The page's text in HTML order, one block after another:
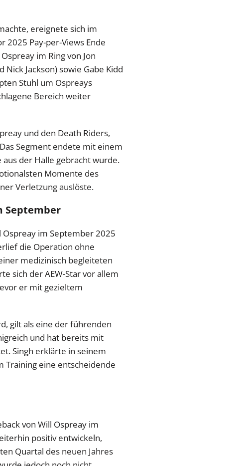
ereignete sich im
2025 Pay-per-Views Ende
im Ring von Jon
Nick Jackson) sowie Gabe Kidd
Stuhl um Ospreays
Bereich weiter
und den Death Riders,
Segment endete mit einem
der Halle gebracht wurde.
Momente des
Verletzung auslöste.
September
im September 2025
die Operation ohne
medizinisch begleiteten
sich der AEW-Star vor allem
er mit gezieltem
gilt als eine der führenden
und hat bereits mit
Singh erklärte in seinem
Training eine entscheidende
von Will Ospreay im
positiv entwickeln,
Quartal des neuen Jahres